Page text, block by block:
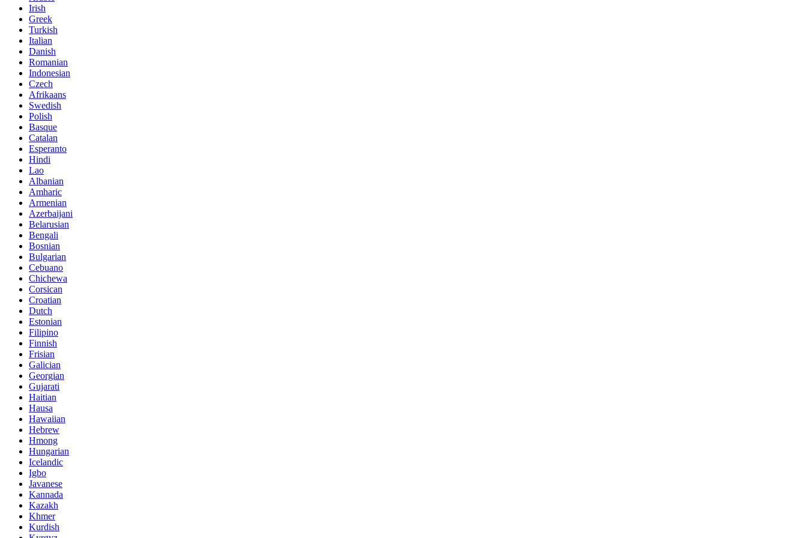
Irish
Greek
Turkish
Italian
Danish
Romanian
Indonesian
Czech
Afrikaans
Swedish
Polish
Basque
Catalan
Esperanto
Hindi
Lao
Albanian
Amharic
Armenian
Azerbaijani
Belarusian
Bengali
Bosnian
Bulgarian
Cebuano
Chichewa
Corsican
Croatian
Dutch
Estonian
Filipino
Finnish
Frisian
Galician
Georgian
Gujarati
Haitian
Hausa
Hawaiian
Hebrew
Hmong
Hungarian
Icelandic
Igbo
Javanese
Kannada
Kazakh
Khmer
Kurdish